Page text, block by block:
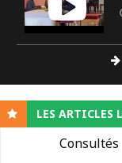
LES ARTICLES
Consultés